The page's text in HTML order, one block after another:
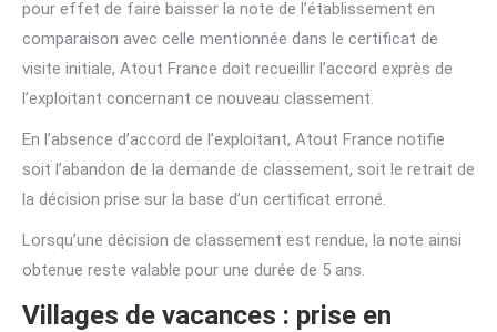
pour effet de faire baisser la note de l’établissement en
comparaison avec celle mentionnée dans le certificat de
visite initiale, Atout France doit recueillir l’accord exprès de
l’exploitant concernant ce nouveau classement.
En l’absence d’accord de l’exploitant, Atout France notifie
soit l’abandon de la demande de classement, soit le retrait de
la décision prise sur la base d’un certificat erroné.
Lorsqu’une décision de classement est rendue, la note ainsi
obtenue reste valable pour une durée de 5 ans.
Villages de vacances : prise en